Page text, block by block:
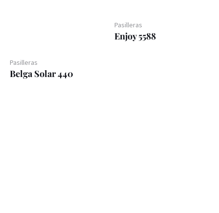
Pasilleras
Belga Solar 440
Pasilleras
Enjoy 5588